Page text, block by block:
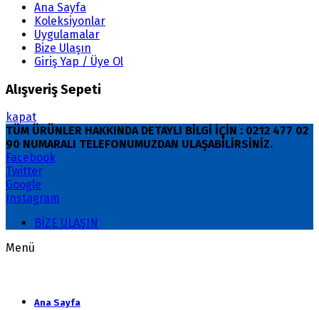
Ana Sayfa
Koleksiyonlar
Uygulamalar
Bize Ulaşın
Giriş Yap / Üye Ol
Alışveriş Sepeti
kapat
TÜM ÜRÜNLER HAKKINDA DETAYLI BİLGİ İÇİN : 0212 477 02
90 NUMARALI TELEFONUMUZDAN ULAŞABİLİRSİNİZ.
Facebook
Twitter
Google
Instagram
BİZE ULAŞIN
Menü
Ana Sayfa